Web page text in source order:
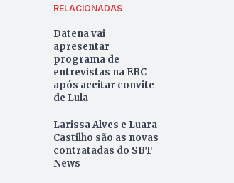
RELACIONADAS
Datena vai
apresentar
programa de
entrevistas na EBC
após aceitar convite
de Lula
Larissa Alves e Luara
Castilho são as novas
contratadas do SBT
News